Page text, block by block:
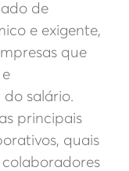
de
e exigente,
que
do salário.
principais
quais
colaboradores